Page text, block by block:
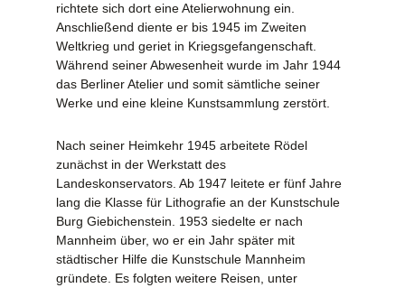
richtete sich dort eine Atelierwohnung ein.
Anschließend diente er bis 1945 im Zweiten
Weltkrieg und geriet in Kriegsgefangenschaft.
Während seiner Abwesenheit wurde im Jahr 1944
das Berliner Atelier und somit sämtliche seiner
Werke und eine kleine Kunstsammlung zerstört.
Nach seiner Heimkehr 1945 arbeitete Rödel
zunächst in der Werkstatt des
Landeskonservators. Ab 1947 leitete er fünf Jahre
lang die Klasse für Lithografie an der Kunstschule
Burg Giebichenstein. 1953 siedelte er nach
Mannheim über, wo er ein Jahr später mit
städtischer Hilfe die Kunstschule Mannheim
gründete. Es folgten weitere Reisen, unter